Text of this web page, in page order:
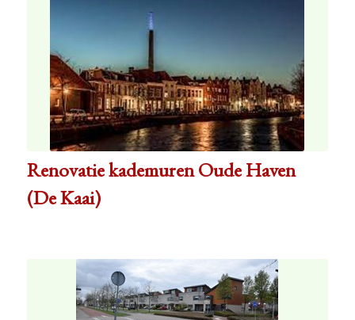
Renovatie kademuren Oude Haven
(De Kaai)